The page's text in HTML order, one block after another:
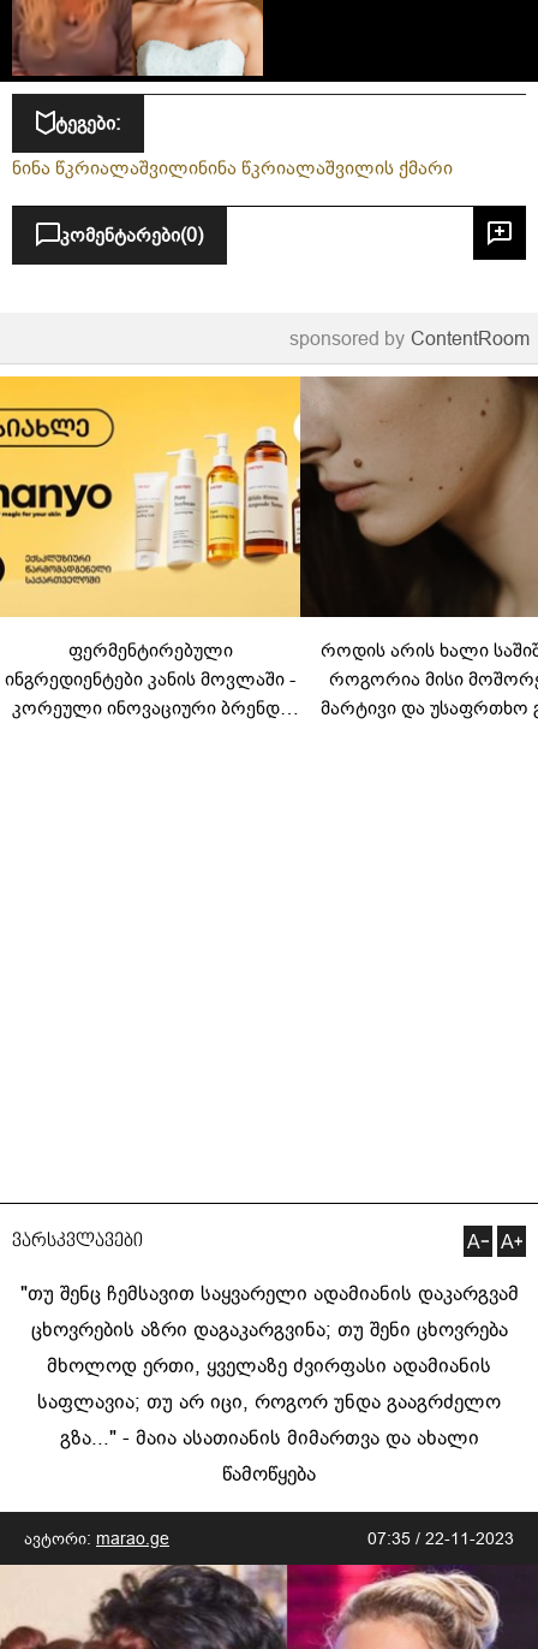
ტეგები:
ნინა წკრიალაშვილინინა წკრიალაშვილის ქმარი
კომენტარები(0)
sponsored by ContentRoom
ფერმენტირებული
ინგრედიენტები კანის მოვლაში -
კორეული ინოვაციური ბრენდი
როდის არის ხალი
როგორია მისი
მარტივი და უსაფრთხო
ვარსკვლავები
"თუ შენც ჩემსავით საყვარელი ადამიანის დაკარგვამ
ცხოვრების აზრი დაგაკარგვინა; თუ შენი ცხოვრება
მხოლოდ ერთი, ყველაზე ძვირფასი ადამიანის
საფლავია; თუ არ იცი, როგორ უნდა გააგრძელო
გზა..." - მაია ასათიანის მიმართვა და ახალი
წამოწყება
ავტორი: marao.ge 07:35 / 22-11-2023